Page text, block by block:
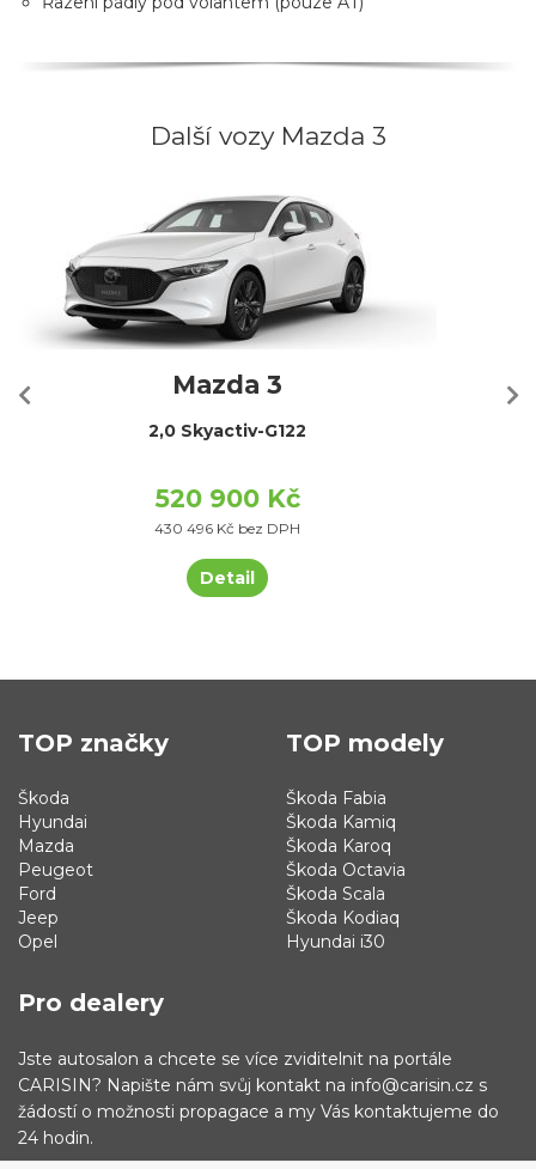
Další vozy Mazda 3
Mazda 3
2,0 Skyactiv-G122
520 900 Kč
430 496 Kč bez DPH
Detail
TOP značky
Škoda
Hyundai
Mazda
Peugeot
Ford
Jeep
Opel
TOP modely
Škoda Fabia
Škoda Kamiq
Škoda Karoq
Škoda Octavia
Škoda Scala
Škoda Kodiaq
Hyundai i30
Pro dealery
Jste autosalon a chcete se více zviditelnit na portále
CARISIN? Napište nám svůj kontakt na info@carisin.cz s
žádostí o možnosti propagace a my Vás kontaktujeme do
24 hodin.